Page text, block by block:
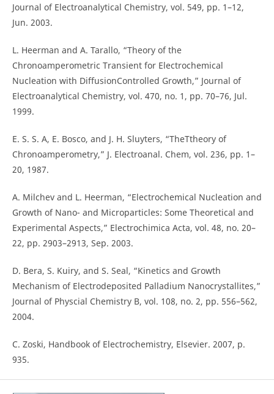
Journal of Electroanalytical Chemistry, vol. 549, pp. 1–12,
Jun. 2003.
L. Heerman and A. Tarallo, “Theory of the
Chronoamperometric Transient for Electrochemical
Nucleation with DiffusionControlled Growth,” Journal of
Electroanalytical Chemistry, vol. 470, no. 1, pp. 70–76, Jul.
1999.
E. S. S. A, E. Bosco, and J. H. Sluyters, “TheTtheory of
Chronoamperometry,” J. Electroanal. Chem, vol. 236, pp. 1–
20, 1987.
A. Milchev and L. Heerman, “Electrochemical Nucleation and
Growth of Nano- and Microparticles: Some Theoretical and
Experimental Aspects,” Electrochimica Acta, vol. 48, no. 20–
22, pp. 2903–2913, Sep. 2003.
D. Bera, S. Kuiry, and S. Seal, “Kinetics and Growth
Mechanism of Electrodeposited Palladium Nanocrystallites,”
Journal of Physcial Chemistry B, vol. 108, no. 2, pp. 556–562,
2004.
C. Zoski, Handbook of Electrochemistry, Elsevier. 2007, p.
935.